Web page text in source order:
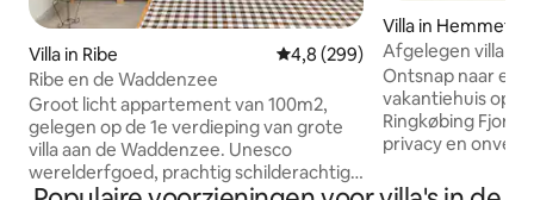
Villa in Ribe Gemiddelde beoordeling van
4,8 (299)
Ribe en de Waddenzee
Groot licht appartement van 100m2,
gelegen op de 1e verdieping van grote
villa aan de Waddenzee. Unesco
werelderfgoed, prachtig schilderachtig
gebied. Het huis heeft een grote
Villa in Hemmet
Afgelegen villa •
Aan de fjord
Ontsnap naar
vakantiehuis op
Ringkøbing Fjord
privacy en
langhuizen voor